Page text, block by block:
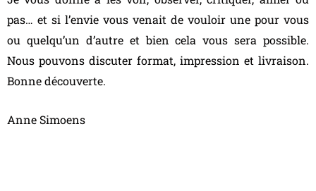
pas… et si l’envie vous venait de vouloir une pour vous
ou quelqu’un d’autre et bien cela vous sera possible.
Nous pouvons discuter format, impression et livraison.
Bonne découverte.
Anne Simoens